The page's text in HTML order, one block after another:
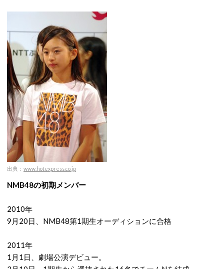
出典： www.hotexpress.co.jp
NMB48の初期メンバー
2010年
9月20日、NMB48第1期生オーディションに合格
2011年
1月1日、劇場公演デビュー。